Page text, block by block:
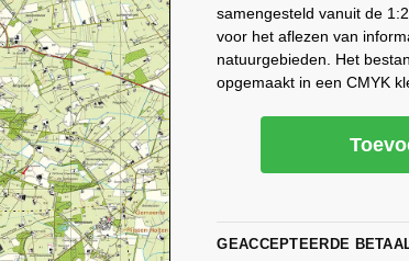
samengesteld vanuit de
voor het aflezen van
natuurgebieden. Het
opgemaakt in een CMYK
GEACCEPTEERDE